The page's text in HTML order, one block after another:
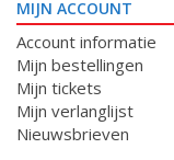
MIJN ACCOUNT
Account informatie
Mijn bestellingen
Mijn tickets
Mijn verlanglijst
Nieuwsbrieven